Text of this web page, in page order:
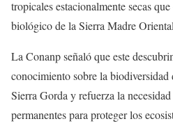
tropicales estacionalmente secas
biológico de la Sierra Madre
La Conanp señaló que este
conocimiento sobre la biodiversidad
Sierra Gorda y refuerza la
permanentes para proteger los